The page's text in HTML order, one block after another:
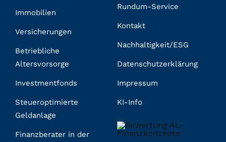
Immobilien
Versicherungen
Betriebliche
Altersvorsorge
Investmentfonds
Steueroptimierte
Geldanlage
Finanzberater in der
Rundum-Service
Kontakt
Nachhaltigkeit/ESG
Datenschutzerklärung
Impressum
KI-Info